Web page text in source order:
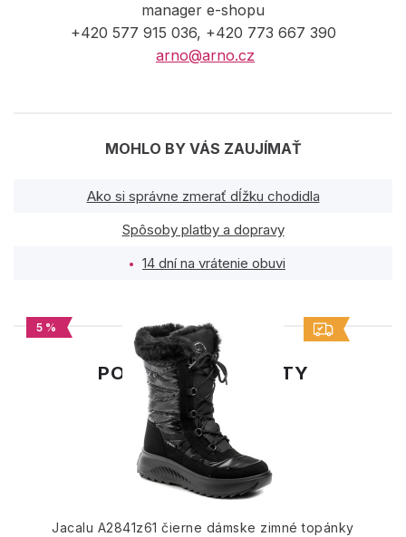
manager e-shopu
+420 577 915 036, +420 773 667 390
arno@arno.cz
MOHLO BY VÁS ZAUJÍMAŤ
Ako si správne zmerať dĺžku chodidla
Spôsoby platby a dopravy
14 dní na vrátenie obuvi
PODOBNÉ PRODUKTY
5 %
Jacalu A2841z61 čierne dámske zimné topánky